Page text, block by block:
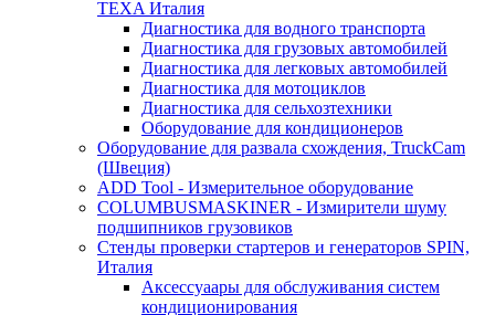
TEXA Италия
Диагностика для водного транспорта
Диагностика для грузовых автомобилей
Диагностика для легковых автомобилей
Диагностика для мотоциклов
Диагностика для сельхозтехники
Оборудование для кондиционеров
Оборудование для развала схождения, TruckCam
(Швеция)
ADD Tool - Измерительное оборудование
COLUMBUSMASKINER - Измирители шуму
подшипников грузовиков
Стенды проверки стартеров и генераторов SPIN,
Италия
Аксессуаары для обслуживания систем
кондиционирования